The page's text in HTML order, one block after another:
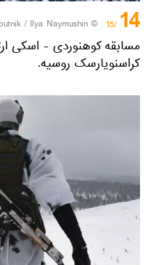
14
/15
© Sputnik / Ilya Naymushin
مسابقه کوهنوردی - اسکی
کراسنویارسک روسیه.